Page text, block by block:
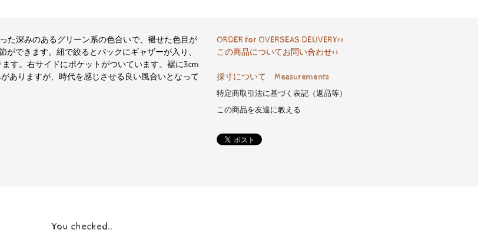
た深みのあるグリーン系の色合いで、褪せた色目が
できます。紐で絞るとバックにギャザーが入り、
す。右サイドにポケットがついています。裾に3cm
ありますが、時代を感じさせる良い風合いとなって
ORDER for OVERSEAS DELIVERY>>
この商品についてお問い合わせ>>
採寸について Measurements
特定商取引法に基づく表記（返品等）
この商品を友達に教える
You checked..